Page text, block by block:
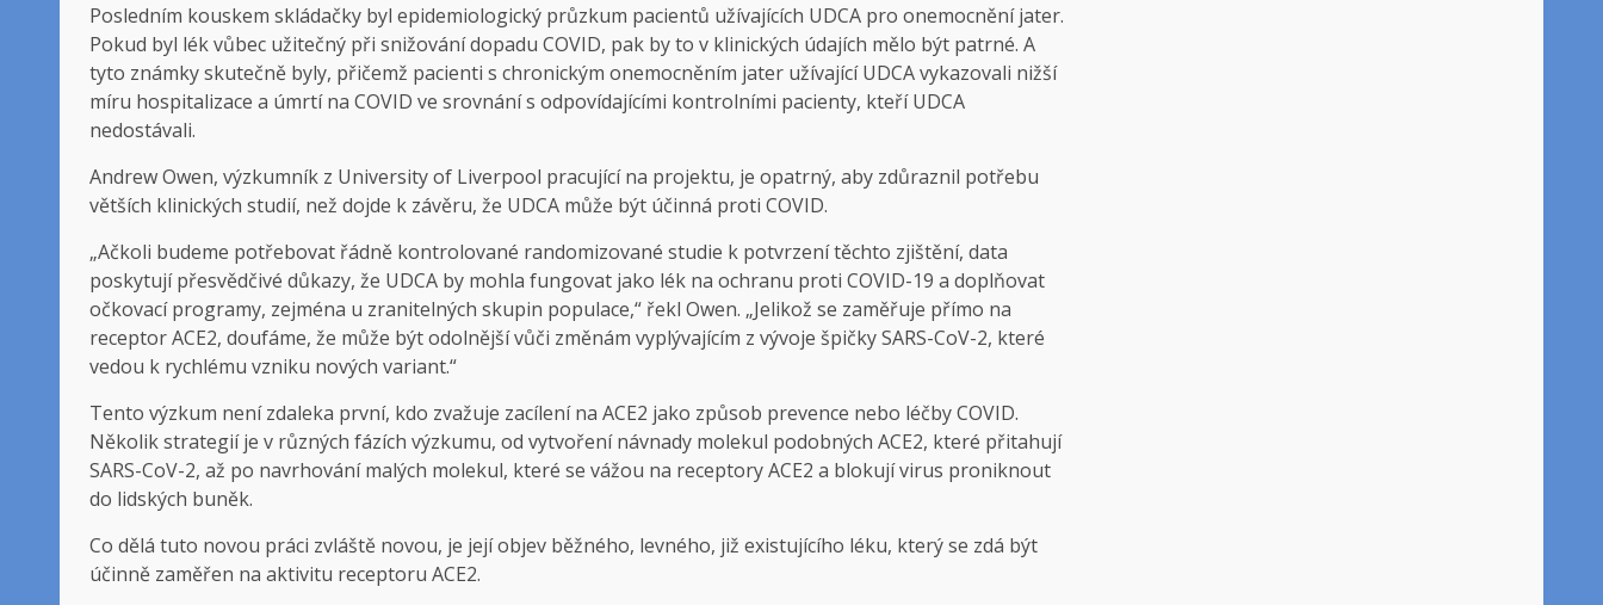
Posledním kouskem skládačky byl epidemiologický průzkum pacientů užívajících UDCA pro onemocnění jater.
Pokud byl lék vůbec užitečný při snižování dopadu COVID, pak by to v klinických údajích mělo být patrné. A
tyto známky skutečně byly, přičemž pacienti s chronickým onemocněním jater užívající UDCA vykazovali nižší
míru hospitalizace a úmrtí na COVID ve srovnání s odpovídajícími kontrolními pacienty, kteří UDCA
nedostávali.
Andrew Owen, výzkumník z University of Liverpool pracující na projektu, je opatrný, aby zdůraznil potřebu
větších klinických studií, než dojde k závěru, že UDCA může být účinná proti COVID.
„Ačkoli budeme potřebovat řádně kontrolované randomizované studie k potvrzení těchto zjištění, data
poskytují přesvědčivé důkazy, že UDCA by mohla fungovat jako lék na ochranu proti COVID-19 a doplňovat
očkovací programy, zejména u zranitelných skupin populace,“ řekl Owen. „Jelikož se zaměřuje přímo na
receptor ACE2, doufáme, že může být odolnější vůči změnám vyplývajícím z vývoje špičky SARS-CoV-2, které
vedou k rychlému vzniku nových variant.“
Tento výzkum není zdaleka první, kdo zvažuje zacílení na ACE2 jako způsob prevence nebo léčby COVID.
Několik strategií je v různých fázích výzkumu, od vytvoření návnady molekul podobných ACE2, které přitahují
SARS-CoV-2, až po navrhování malých molekul, které se vážou na receptory ACE2 a blokují virus proniknout
do lidských buněk.
Co dělá tuto novou práci zvláště novou, je její objev běžného, ​​levného, ​​již existujícího léku, který se zdá být
účinně zaměřen na aktivitu receptoru ACE2.